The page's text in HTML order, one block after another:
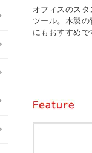
オフィスのス
ツール。木製
にもおすすめ